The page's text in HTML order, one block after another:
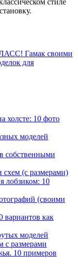
Гамак своими
для
холсте: 10 фото
моделей
собственными
схем (с размерами)
лобзиком: 10
(своими
вариантов как
моделей
с размерами
10 примеров